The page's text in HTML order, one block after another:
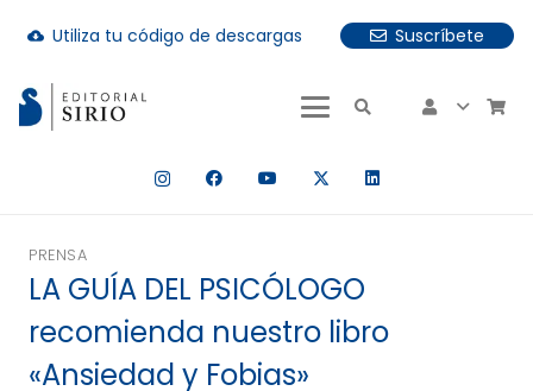
cloud_download Utiliza tu código de descargas
Suscríbete
hay resultados autocompletados, puedes utilizar las
PRENSA
LA GUÍA DEL PSICÓLOGO
recomienda nuestro libro
«Ansiedad y Fobias»